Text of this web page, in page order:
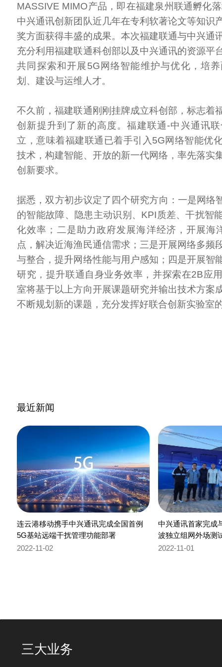
MASSIVE MIMO产品，即在福建泉州联通孵化
中兴通讯创新团队近几年在专利软著论文等知识
奖方面获得丰盛的成果。本次福建联通与中兴通
充分利用福建联通科创部以及中兴通讯的资源平
共同探索和开展5G网络智能维护与优化，培
划、建设与运维人才。
不久前，福建联通刚刚挂牌成立科创部，标志着
创新提升到了新的高度。福建联通-中兴通讯
立，意味着福建联通已着手引入5G网络智能优
技术，构建智能、开放的新一代网络，率先落实
创新要求。
据悉，双方初步议定了四个研究方向：一是网络
的智能故障、隐患主动识别、KPI质差、干扰智
化效率；二是助力政府发展海洋经济，开展海
点，解决近海渔民通信需求；三是开展网络多频
与整合，提升网络性能与用户感知；四是开展智
研究，提升联通自身业务效率，并探索在2B应
室将基于以上方向开展课题研究并输出技术方案
不断规划新的课题，充分发挥好联合创新实验室
最近新闻
连云港移动携手中兴通讯完成全国首例
5G基站远端干扰管理功能部署
2022-11-02
中兴通讯首家完成
波独立组网外场测
2022-11-01
三大业务